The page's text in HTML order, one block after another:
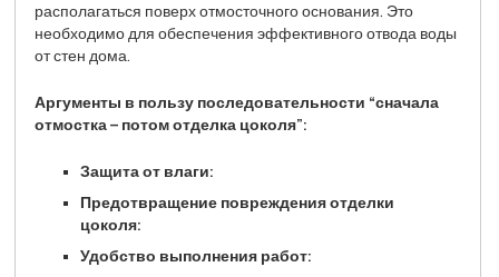
располагаться поверх отмосточного основания. Это
необходимо для обеспечения эффективного отвода воды
от стен дома.
Аргументы в пользу последовательности “сначала
отмостка – потом отделка цоколя”:
Защита от влаги:
Предотвращение повреждения отделки
цоколя:
Удобство выполнения работ: